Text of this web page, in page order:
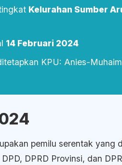
Kelurahan Sumber
14 Februari 2024
KPU: Anies-
pemilu serentak yang
DPRD Provinsi, dan